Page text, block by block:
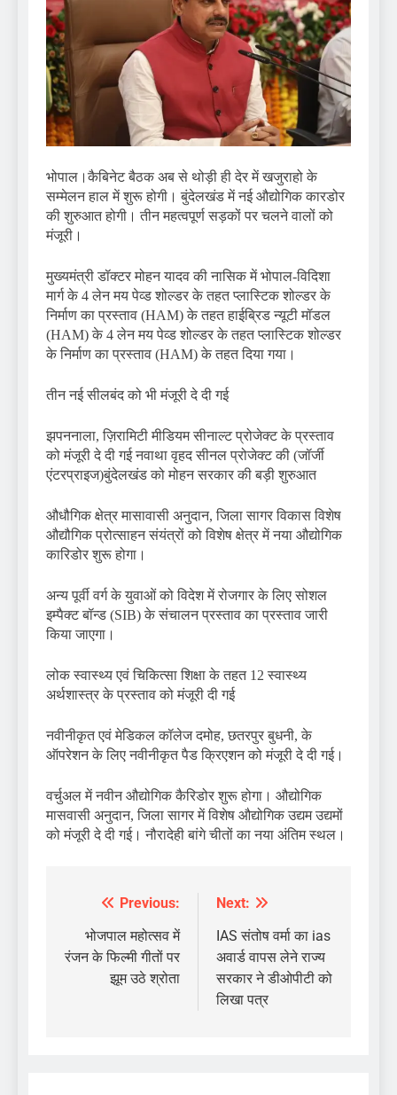
भोपाल।कैबिनेट बैठक अब से थोड़ी ही देर में खजुराहो के
सम्मेलन हाल में शुरू होगी। बुंदेलखंड में नई औद्योगिक कारडोर
की शुरुआत होगी। तीन महत्वपूर्ण सड़कों पर चलने वालों को
मंजूरी।
मुख्यमंत्री डॉक्टर मोहन यादव की नासिक में भोपाल-विदिशा
मार्ग के 4 लेन मय पेव्ड शोल्डर के तहत प्लास्टिक शोल्डर के
निर्माण का प्रस्ताव (HAM) के तहत हाईब्रिड न्यूटी मॉडल
(HAM) के 4 लेन मय पेव्ड शोल्डर के तहत प्लास्टिक शोल्डर
के निर्माण का प्रस्ताव (HAM) के तहत दिया गया।
तीन नई सीलबंद को भी मंजूरी दे दी गई
झपननाला, ज़िरामिटी मीडियम सीनाल्ट प्रोजेक्ट के प्रस्ताव
को मंजूरी दे दी गई नवाथा वृहद सीनल प्रोजेक्ट की (जॉर्जी
एंटरप्राइज)बुंदेलखंड को मोहन सरकार की बड़ी शुरुआत
औधौगिक क्षेत्र मासावासी अनुदान, जिला सागर विकास विशेष
औद्यौगिक प्रोत्साहन संयंत्रों को विशेष क्षेत्र में नया औद्योगिक
कारिडोर शुरू होगा।
अन्य पूर्वी वर्ग के युवाओं को विदेश में रोजगार के लिए सोशल
इम्पैक्ट बॉन्ड (SIB) के संचालन प्रस्ताव का प्रस्ताव जारी
किया जाएगा।
लोक स्वास्थ्य एवं चिकित्सा शिक्षा के तहत 12 स्वास्थ्य
अर्थशास्त्र के प्रस्ताव को मंजूरी दी गई
नवीनीकृत एवं मेडिकल कॉलेज दमोह, छतरपुर बुधनी, के
ऑपरेशन के लिए नवीनीकृत पैड क्रिएशन को मंजूरी दे दी गई।
वर्चुअल में नवीन औद्योगिक कैरिडोर शुरू होगा। औद्योगिक
मासवासी अनुदान, जिला सागर में विशेष औद्योगिक उद्यम उद्यमों
को मंजूरी दे दी गई। नौरादेही बांगे चीतों का नया अंतिम स्थल।
Post
navigation
Previous:
भोजपाल महोत्सव में
रंजन के फिल्मी गीतों पर
झूम उठे श्रोता
Next:
IAS संतोष वर्मा का ias
अवार्ड वापस लेने राज्य
सरकार ने डीओपीटी को
लिखा पत्र